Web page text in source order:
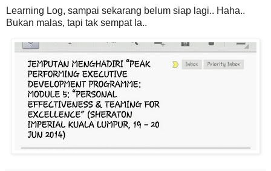
Learning Log, sampai sekarang belum siap lagi.. Haha..
Bukan malas, tapi tak sempat la..